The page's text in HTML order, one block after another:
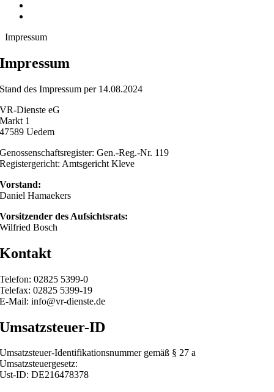
Impressum
Impressum
Stand des Impressum per 14.08.2024
VR-Dienste eG
Markt 1
47589 Uedem
Genossenschaftsregister: Gen.-Reg.-Nr. 119
Registergericht: Amtsgericht Kleve
Vorstand:
Daniel Hamaekers
Vorsitzender des Aufsichtsrats:
Wilfried Bosch
Kontakt
Telefon: 02825 5399-0
Telefax: 02825 5399-19
E-Mail: info@vr-dienste.de
Umsatzsteuer-ID
Umsatzsteuer-Identifikationsnummer gemäß § 27 a
Umsatzsteuergesetz:
Ust-ID: DE216478378